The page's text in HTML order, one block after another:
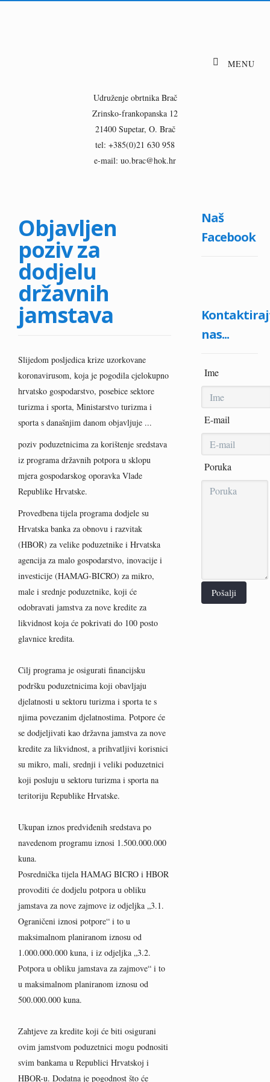
Udruženje obrtnika Brač
Zrinsko-frankopanska 12
21400 Supetar, O. Brač
tel: +385(0)21 630 958
e-mail: uo.brac@hok.hr
Objavljen
poziv za
dodjelu
državnih
jamstava
Slijedom posljedica krize uzorkovane
koronavirusom, koja je pogodila cjelokupno
hrvatsko gospodarstvo, posebice sektore
turizma i sporta, Ministarstvo turizma i
sporta s današnjim danom objavljuje ...
poziv poduzetnicima za korištenje sredstava
iz programa državnih potpora u sklopu
mjera gospodarskog oporavka Vlade
Republike Hrvatske.
Provedbena tijela programa dodjele su
Hrvatska banka za obnovu i razvitak
(HBOR) za velike poduzetnike i Hrvatska
agencija za malo gospodarstvo, inovacije i
investicije (HAMAG-BICRO) za mikro,
male i srednje poduzetnike, koji će
odobravati jamstva za nove kredite za
likvidnost koja će pokrivati do 100 posto
glavnice kredita.
Cilj programa je osigurati financijsku
podršku poduzetnicima koji obavljaju
djelatnosti u sektoru turizma i sporta te s
njima povezanim djelatnostima. Potpore će
se dodjeljivati kao državna jamstva za nove
kredite za likvidnost, a prihvatljivi korisnici
su mikro, mali, srednji i veliki poduzetnici
koji posluju u sektoru turizma i sporta na
teritoriju Republike Hrvatske.
Ukupan iznos predviđenih sredstava po
navedenom programu iznosi 1.500.000.000
kuna.
Posrednička tijela HAMAG BICRO i HBOR
provoditi će dodjelu potpora u obliku
jamstava za nove zajmove iz odjeljka „3.1.
Ograničeni iznosi potpore“ i to u
maksimalnom planiranom iznosu od
1.000.000.000 kuna, i iz odjeljka „3.2.
Potpora u obliku jamstava za zajmove“ i to
u maksimalnom planiranom iznosu od
500.000.000 kuna.
Zahtjeve za kredite koji će biti osigurani
ovim jamstvom poduzetnici mogu podnositi
svim bankama u Republici Hrvatskoj i
HBOR-u. Dodatna je pogodnost što će
Naš
Facebook
nas...
Ime
E-mail
Poruka
Pošalji